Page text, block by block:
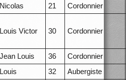
Nicolas 21
Cordonnier
Louis Victor 30 Cordonnier
Jean Louis 36
Cordonnier
Louis 32
Aubergiste